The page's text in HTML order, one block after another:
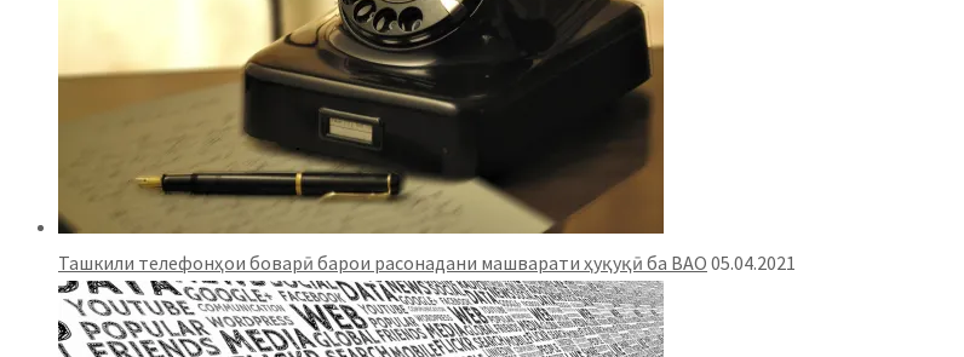
Ташкили телефонҳои боварӣ барои расонадани машварати ҳуқуқӣ ба ВАО 05.04.2021